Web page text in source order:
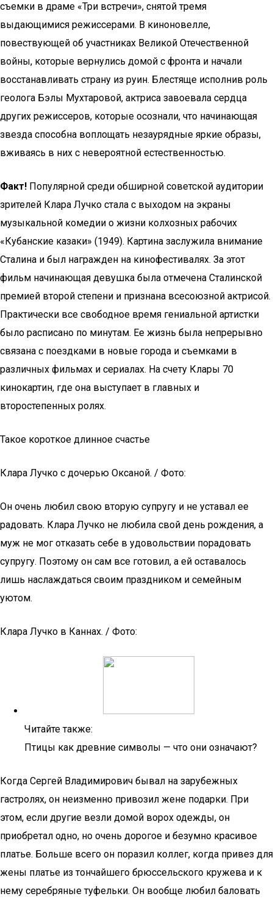
съемки в драме «Три встречи», снятой тремя
выдающимися режиссерами. В киноновелле,
повествующей об участниках Великой Отечественной
войны, которые вернулись домой с фронта и начали
восстанавливать страну из руин. Блестяще исполнив роль
геолога Бэлы Мухтаровой, актриса завоевала сердца
других режиссеров, которые осознали, что начинающая
звезда способна воплощать незаурядные яркие образы,
вживаясь в них с невероятной естественностью.
Факт! Популярной среди обширной советской аудитории
зрителей Клара Лучко стала с выходом на экраны
музыкальной комедии о жизни колхозных рабочих
«Кубанские казаки» (1949). Картина заслужила внимание
Сталина и был награжден на кинофестивалях. За этот
фильм начинающая девушка была отмечена Сталинской
премией второй степени и признана всесоюзной актрисой.
Практически все свободное время гениальной артистки
было расписано по минутам. Ее жизнь была непрерывно
связана с поездками в новые города и съемками в
различных фильмах и сериалах. На счету Клары 70
кинокартин, где она выступает в главных и
второстепенных ролях.
Такое короткое длинное счастье
Клара Лучко с дочерью Оксаной. / Фото:
Он очень любил свою вторую супругу и не уставал ее
радовать. Клара Лучко не любила свой день рождения, а
муж не мог отказать себе в удовольствии порадовать
супругу. Поэтому он сам все готовил, а ей оставалось
лишь наслаждаться своим праздником и семейным
уютом.
Клара Лучко в Каннах. / Фото:
Читайте также:
Птицы как древние символы — что они означают?
Когда Сергей Владимирович бывал на зарубежных
гастролях, он неизменно привозил жене подарки. При
этом, если другие везли домой ворох одежды, он
приобретал одно, но очень дорогое и безумно красивое
платье. Больше всего он поразил коллег, когда привез для
жены платье из тончайшего брюссельского кружева и к
нему серебряные туфельки. Он вообще любил баловать